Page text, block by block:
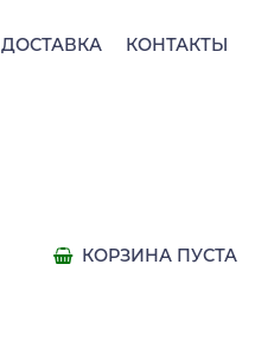
ДОСТАВКА КОНТАКТЫ
КОРЗИНА ПУСТА